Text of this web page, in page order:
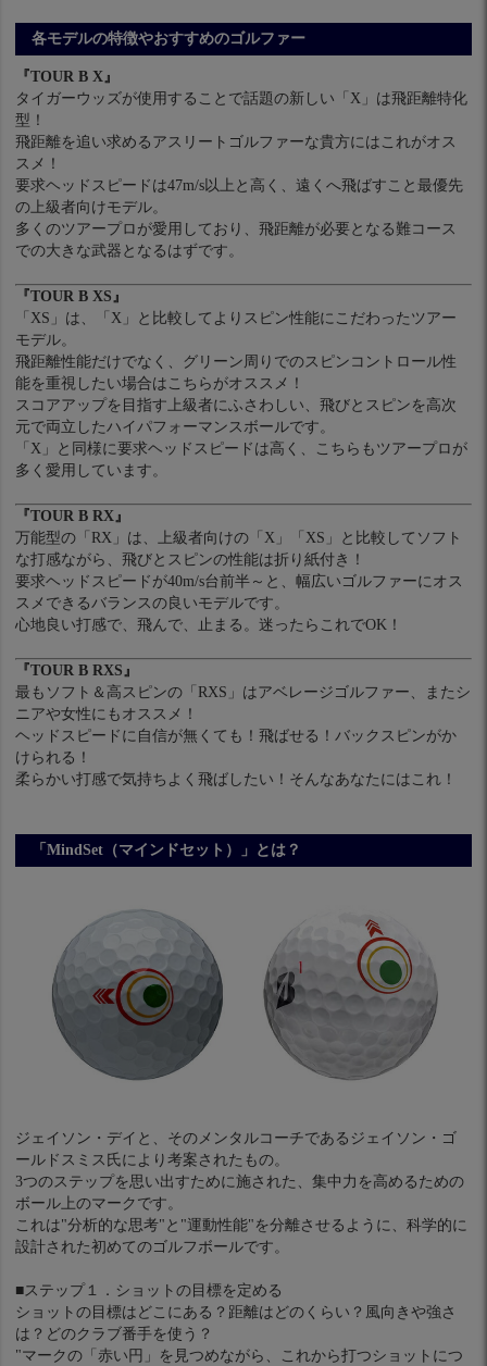
各モデルの特徴やおすすめのゴルファー
『TOUR B X』
タイガーウッズが使用することで話題の新しい「X」は飛距離特化
型！
飛距離を追い求めるアスリートゴルファーな貴方にはこれがオス
スメ！
要求ヘッドスピードは47m/s以上と高く、遠くへ飛ばすこと最優先
の上級者向けモデル。
多くのツアープロが愛用しており、飛距離が必要となる難コース
での大きな武器となるはずです。
『TOUR B XS』
「XS」は、「X」と比較してよりスピン性能にこだわったツアー
モデル。
飛距離性能だけでなく、グリーン周りでのスピンコントロール性
能を重視したい場合はこちらがオススメ！
スコアアップを目指す上級者にふさわしい、飛びとスピンを高次
元で両立したハイパフォーマンスボールです。
「X」と同様に要求ヘッドスピードは高く、こちらもツアープロが
多く愛用しています。
『TOUR B RX』
万能型の「RX」は、上級者向けの「X」「XS」と比較してソフト
な打感ながら、飛びとスピンの性能は折り紙付き！
要求ヘッドスピードが40m/s台前半～と、幅広いゴルファーにオス
スメできるバランスの良いモデルです。
心地良い打感で、飛んで、止まる。迷ったらこれでOK！
『TOUR B RXS』
最もソフト＆高スピンの「RXS」はアベレージゴルファー、またシ
ニアや女性にもオススメ！
ヘッドスピードに自信が無くても！飛ばせる！バックスピンがか
けられる！
柔らかい打感で気持ちよく飛ばしたい！そんなあなたにはこれ！
「MindSet（マインドセット）」とは？
ジェイソン・デイと、そのメンタルコーチであるジェイソン・ゴ
ールドスミス氏により考案されたもの。
3つのステップを思い出すために施された、集中力を高めるための
ボール上のマークです。
これは"分析的な思考"と"運動性能"を分離させるように、科学的に
設計された初めてのゴルフボールです。
■ステップ１．ショットの目標を定める
ショットの目標はどこにある？距離はどのくらい？風向きや強さ
は？どのクラブ番手を使う？
"マークの「赤い円」を見つめながら、これから打つショットにつ